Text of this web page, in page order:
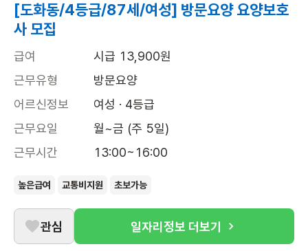
[도화동/4등급/87세/여성] 방문요양 요양보호
사 모집
급여
시급 13,900원
근무유형
방문요양
어르신정보
여성 · 4등급
근무요일
월~금 (주 5일)
근무시간
13:00~16:00
높은급여 교통비지원 초보가능
관심 일자리정보 더보기